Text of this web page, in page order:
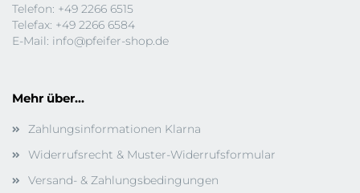
Telefon: +49 2266 6515
Telefax: +49 2266 6584
E-Mail: info@pfeifer-shop.de
Mehr über...
Zahlungsinformationen Klarna
Widerrufsrecht & Muster-Widerrufsformular
Versand- & Zahlungsbedingungen